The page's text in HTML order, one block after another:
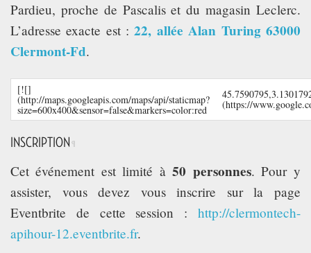
Pardieu, proche de Pascalis et du magasin Leclerc.
L’adresse exacte est :22, allée Alan Turing 63000
Clermont-Fd.
[![]
(http://maps.googleapis.com/maps/api/staticmap?
size=600x400&sensor=false&markers=color:red (https://
INSCRIPTION ¶
Cet événement est limité à50 personnes. Pour y
assister, vous devez vous inscrire sur la page
Eventbrite de cette session : http://clermontech-
apihour-12.eventbrite.fr.